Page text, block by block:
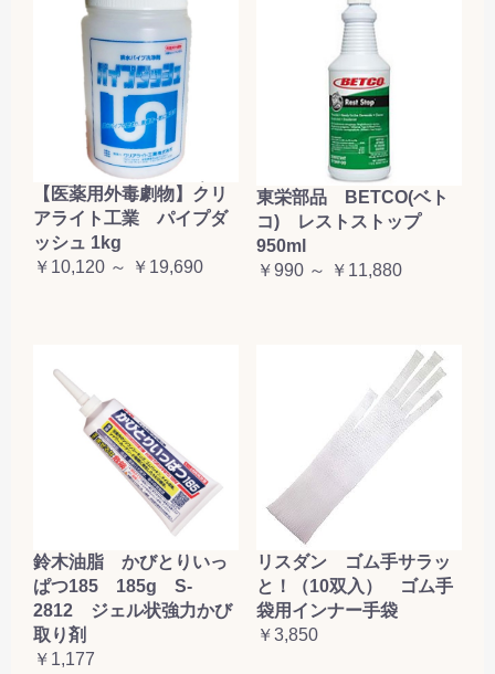
【医薬用外毒劇物】クリ
アライト工業 パイプダ
ッシュ 1kg
￥10,120 ～ ￥19,690
東栄部品 BETCO(ベト
コ) レストストップ
950ml
￥990 ～ ￥11,880
鈴木油脂 かびとりいっ
ぱつ185 185g S-
2812 ジェル状強力かび
取り剤
￥1,177
リスダン ゴム手サラッ
と！（10双入） ゴム手
袋用インナー手袋
￥3,850